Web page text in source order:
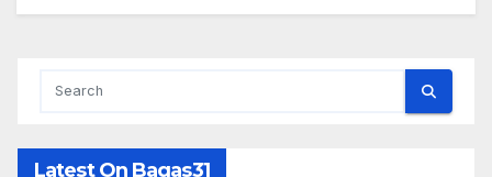
Latest On Bagas31